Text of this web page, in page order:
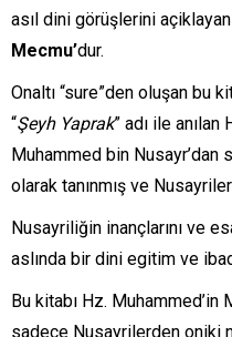
asıl dini görüşlerini
Mecmu’dur.
Onaltı “sure”den oluşan bu
“Şeyh Yaprak” adı ile
Muhammed bin
olarak tanınmış ve
Nusayriliğin inançlarını ve
aslında bir dini egitim ve
Bu kitabı Hz.
sadece Nusayrilerden oniki